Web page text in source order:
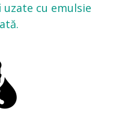
uzate cu emulsie